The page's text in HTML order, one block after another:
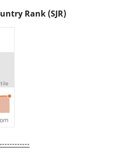
Rank (SJR)